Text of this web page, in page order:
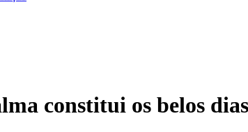
constitui os belos